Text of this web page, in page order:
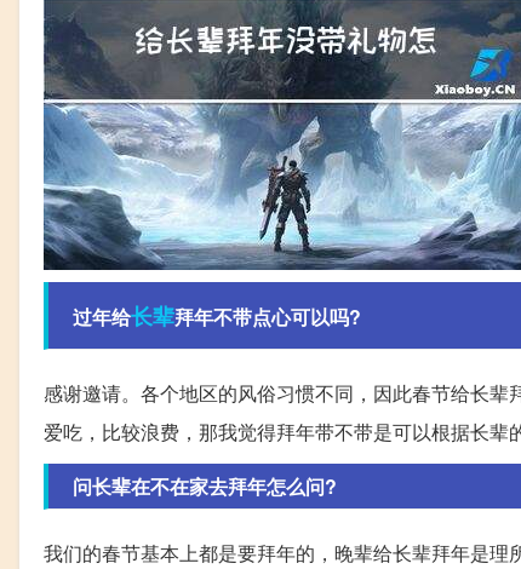
过年给长辈拜年不带点心可以吗?
感谢邀请。各个地区的风俗习惯不同，因此春节给长
爱吃，比较浪费，那我觉得拜年带不带是可以根据长辈
问长辈在不在家去拜年怎么问?
我们的春节基本上都是要拜年的，晚辈给长辈拜年是